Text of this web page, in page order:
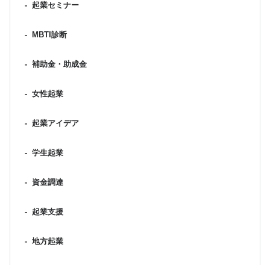
- 起業セミナー
- MBTI診断
- 補助金・助成金
- 女性起業
- 起業アイデア
- 学生起業
- 資金調達
- 起業支援
- 地方起業